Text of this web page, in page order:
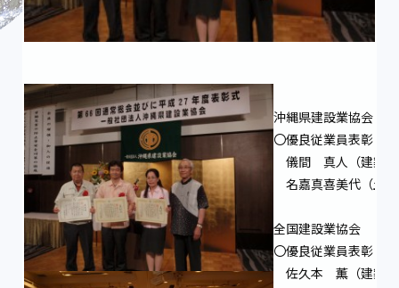
沖縄県建設業協会
〇優良従業員表彰
儀間 真人（建築電
名嘉真喜美代（土
全国建設業協会
〇優良従業員表彰
佐久本 薫（建築電